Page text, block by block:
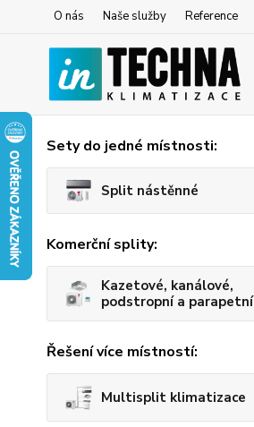
O nás Naše služby Reference
Sety do jedné místnosti:
Split nástěnné
Komerční splity:
Kazetové, kanálové,
podstropní a parapetní
Řešení více místností:
Multisplit klimatizace